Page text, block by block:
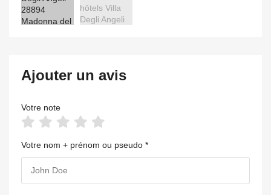
Ajouter un avis
Votre note
Votre nom + prénom ou pseudo *